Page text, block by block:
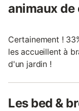
animaux de
Certainement !
les accueillent à
d'un jardin !
Les bed &